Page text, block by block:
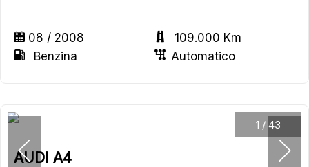
08 / 2008
109.000 Km
Benzina
Automatico
1 / 43
AUDI A4